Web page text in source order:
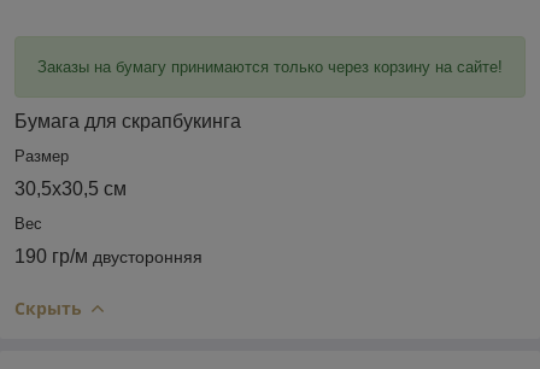
Заказы на бумагу принимаются только через корзину на сайте!
Бумага для скрапбукинга
Размер
30,5х30,5 см
Вес
190 гр/м двусторонняя
Скрыть